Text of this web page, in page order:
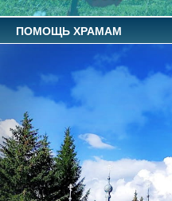
ПОМОЩЬ ХРАМАМ